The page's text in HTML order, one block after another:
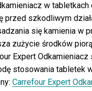
w
przed szkodliwym
się kamienia w
zużycie środków
Expert
stosowania tabletek
Carrefour Expert